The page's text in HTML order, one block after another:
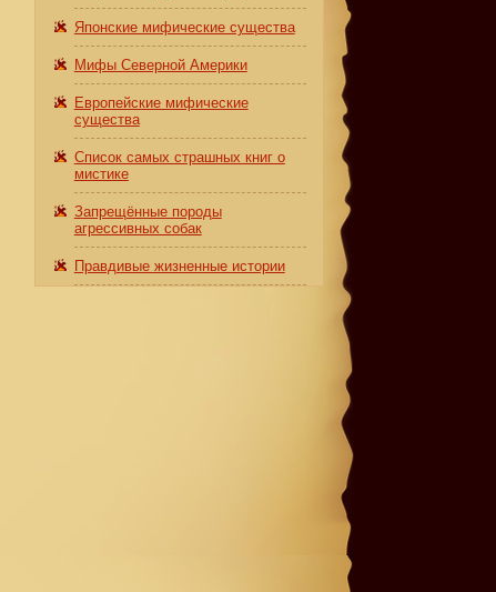
Японские мифические существа
Мифы Северной Америки
Европейские мифические
существа
Список самых страшных книг о
мистике
Запрещённые породы
агрессивных собак
Правдивые жизненные истории